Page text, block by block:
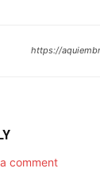
https://
comment